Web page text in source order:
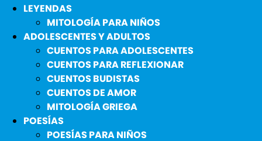
LEYENDAS
MITOLOGÍA PARA NIÑOS
ADOLESCENTES Y ADULTOS
CUENTOS PARA ADOLESCENTES
CUENTOS PARA REFLEXIONAR
CUENTOS BUDISTAS
CUENTOS DE AMOR
MITOLOGÍA GRIEGA
POESÍAS
POESÍAS PARA NIÑOS